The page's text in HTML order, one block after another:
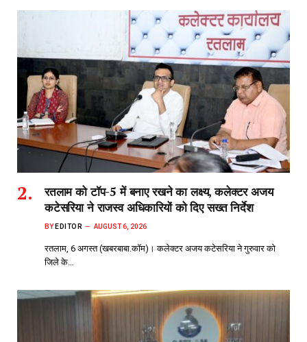
रतलाम को टॉप-5 में बनाए रखने का लक्ष्य, कलेक्टर अजय
कटेसरिया ने राजस्व अधिकारियों को दिए सख्त निर्देश
BY EDITOR AUGUST 6, 2026
रतलाम, 6 अगस्त (खबरबाबा.कॉम)। कलेक्टर अजय कटेसरिया ने गुरुवार को
जिले के…